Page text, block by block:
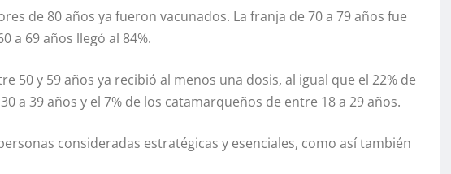
de 80 años ya fueron vacunados. La franja de 70 a 79 años fue
a 69 años llegó al 84%.
50 y 59 años ya recibió al menos una dosis, al igual que el 22% de
a 39 años y el 7% de los catamarqueños de entre 18 a 29 años.
consideradas estratégicas y esenciales, como así también